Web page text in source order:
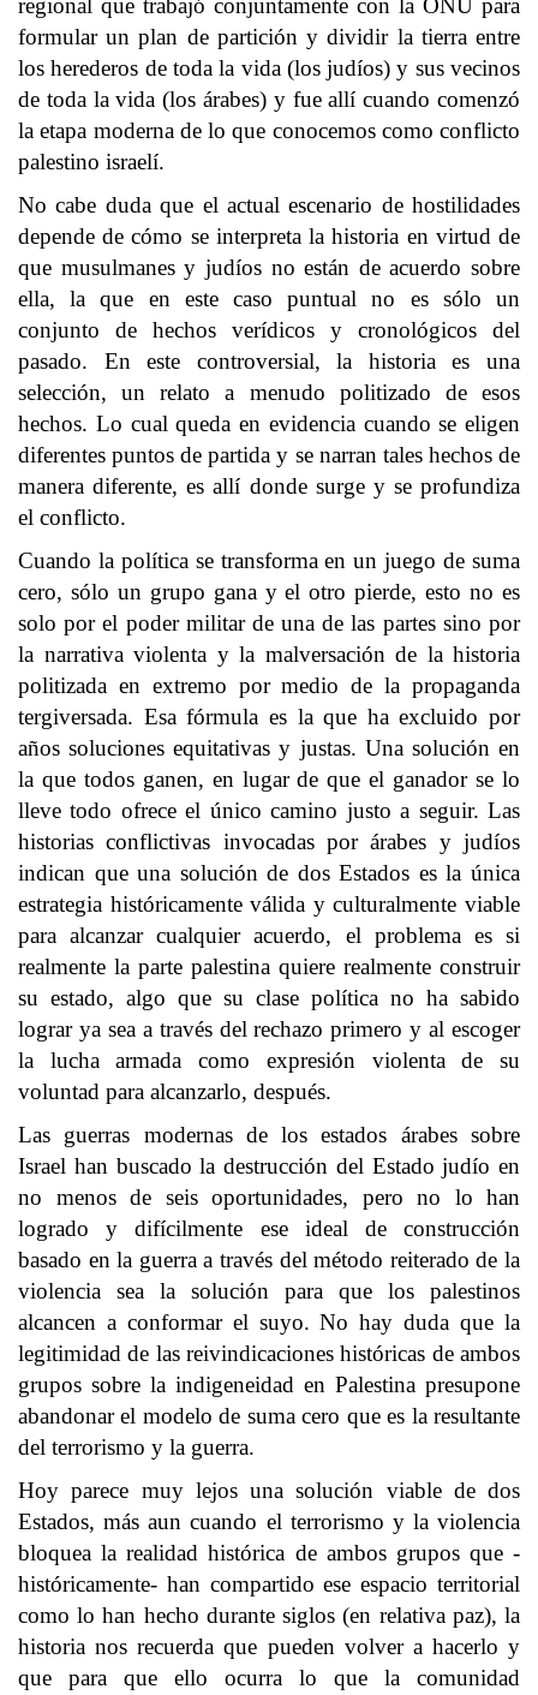
regional que trabajó conjuntamente con la ONU para
formular un plan de partición y dividir la tierra entre
los herederos de toda la vida (los judíos) y sus vecinos
de toda la vida (los árabes) y fue allí cuando comenzó
la etapa moderna de lo que conocemos como conflicto
palestino israelí.
No cabe duda que el actual escenario de hostilidades
depende de cómo se interpreta la historia en virtud de
que musulmanes y judíos no están de acuerdo sobre
ella, la que en este caso puntual no es sólo un
conjunto de hechos verídicos y cronológicos del
pasado. En este controversial, la historia es una
selección, un relato a menudo politizado de esos
hechos. Lo cual queda en evidencia cuando se eligen
diferentes puntos de partida y se narran tales hechos de
manera diferente, es allí donde surge y se profundiza
el conflicto.
Cuando la política se transforma en un juego de suma
cero, sólo un grupo gana y el otro pierde, esto no es
solo por el poder militar de una de las partes sino por
la narrativa violenta y la malversación de la historia
politizada en extremo por medio de la propaganda
tergiversada. Esa fórmula es la que ha excluido por
años soluciones equitativas y justas. Una solución en
la que todos ganen, en lugar de que el ganador se lo
lleve todo ofrece el único camino justo a seguir. Las
historias conflictivas invocadas por árabes y judíos
indican que una solución de dos Estados es la única
estrategia históricamente válida y culturalmente viable
para alcanzar cualquier acuerdo, el problema es si
realmente la parte palestina quiere realmente construir
su estado, algo que su clase política no ha sabido
lograr ya sea a través del rechazo primero y al escoger
la lucha armada como expresión violenta de su
voluntad para alcanzarlo, después.
Las guerras modernas de los estados árabes sobre
Israel han buscado la destrucción del Estado judío en
no menos de seis oportunidades, pero no lo han
logrado y difícilmente ese ideal de construcción
basado en la guerra a través del método reiterado de la
violencia sea la solución para que los palestinos
alcancen a conformar el suyo. No hay duda que la
legitimidad de las reivindicaciones históricas de ambos
grupos sobre la indigeneidad en Palestina presupone
abandonar el modelo de suma cero que es la resultante
del terrorismo y la guerra.
Hoy parece muy lejos una solución viable de dos
Estados, más aun cuando el terrorismo y la violencia
bloquea la realidad histórica de ambos grupos que -
históricamente- han compartido ese espacio territorial
como lo han hecho durante siglos (en relativa paz), la
historia nos recuerda que pueden volver a hacerlo y
que para que ello ocurra lo que la comunidad